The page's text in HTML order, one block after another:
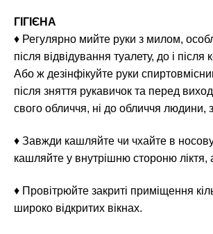
ГІГІЄНА
♦ Регулярно мийте руки з милом,
після відвідування туалету, до і
Або ж дезінфікуйте руки
після зняття рукавичок та перед
свого обличчя, ні до обличчя людини,
♦ Завжди кашляйте чи чхайте в носову
кашляйте у внутрішню стороню ліктя,
♦ Провітрюйте закриті приміщення
широко відкритих вікнах.